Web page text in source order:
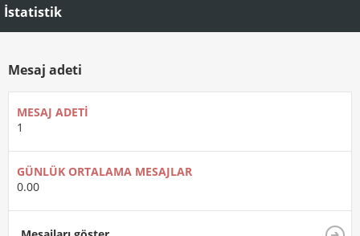
İstatistik
Mesaj adeti
MESAJ ADETI
1
GÜNLÜK ORTALAMA MESAJLAR
0.00